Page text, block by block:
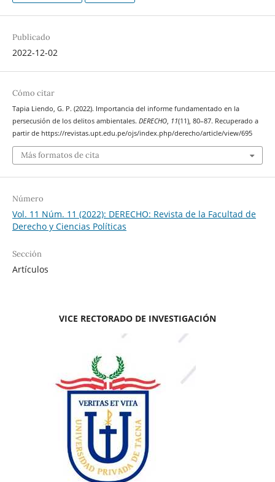
Publicado
2022-12-02
Cómo citar
Tapia Liendo, G. P. (2022). Importancia del informe fundamentado en la
persecusión de los delitos ambientales. DERECHO, 11(11), 80–87. Recuperado a
partir de https://revistas.upt.edu.pe/ojs/index.php/derecho/article/view/695
Más formatos de cita
Número
Vol. 11 Núm. 11 (2022): DERECHO: Revista de la Facultad de
Derecho y Ciencias Políticas
Sección
Artículos
VICE RECTORADO DE INVESTIGACIÓN